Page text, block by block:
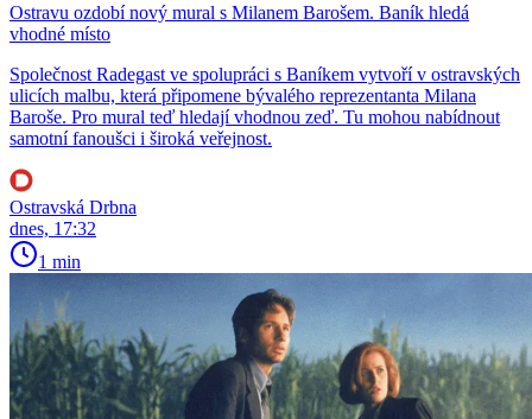
Ostravu ozdobí nový mural s Milanem Barošem. Baník hledá
vhodné místo
Společnost Radegast ve spolupráci s Baníkem vytvoří v ostravských
ulicích malbu, která připomene bývalého reprezentanta Milana
Baroše. Pro mural teď hledají vhodnou zeď. Tu mohou nabídnout
samotní fanoušci i široká veřejnost.
Ostravská Drbna
dnes, 17:32
1 min